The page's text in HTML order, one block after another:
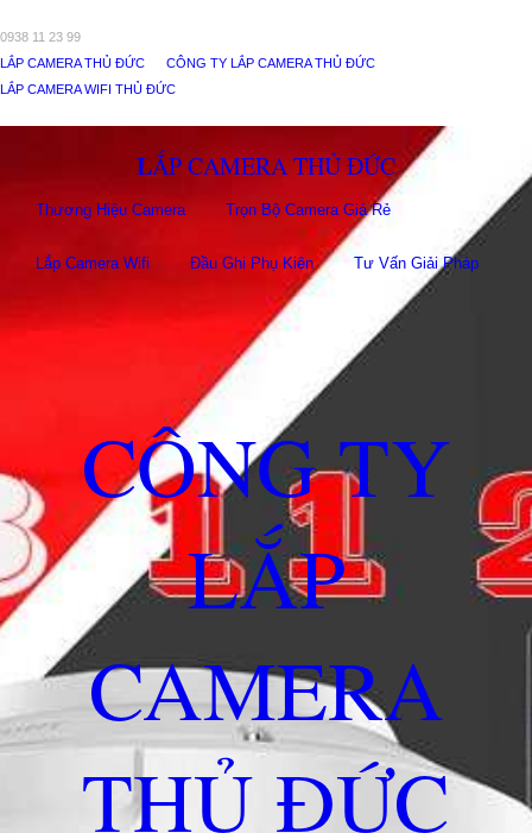
0938 11 23 99
LẮP CAMERA THỦ ĐỨC
CÔNG TY LẮP CAMERA THỦ ĐỨC
LẮP CAMERA WIFI THỦ ĐỨC
LẮP CAMERA THỦ ĐỨC
Thương Hiệu Camera Trọn Bộ Camera Giá Rẻ
Lắp Camera Wifi Đầu Ghi Phụ Kiên Tư Vấn Giải Pháp
CÔNG TY
LẮP
CAMERA
THỦ ĐỨC